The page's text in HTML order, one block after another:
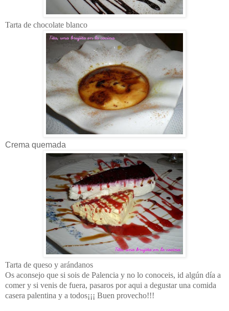
Tarta de chocolate blanco
Crema quemada
Tarta de queso y arándanos
Os aconsejo que si sois de Palencia y no lo conoceis, id algún día a
comer y si venis de fuera, pasaros por aqui a degustar una comida
casera palentina y a todos¡¡¡ Buen provecho!!!